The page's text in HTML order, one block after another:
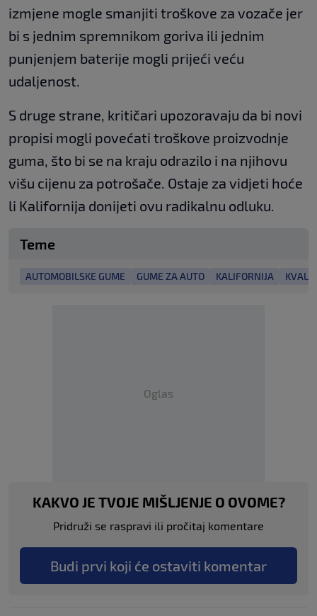
izmjene mogle smanjiti troškove za vozače jer
bi s jednim spremnikom goriva ili jednim
punjenjem baterije mogli prijeći veću
udaljenost.
S druge strane, kritičari upozoravaju da bi novi
propisi mogli povećati troškove proizvodnje
guma, što bi se na kraju odrazilo i na njihovu
višu cijenu za potrošače. Ostaje za vidjeti hoće
li Kalifornija donijeti ovu radikalnu odluku.
Teme
AUTOMOBILSKE GUME GUME ZA AUTO KALIFORNIJA
Oglas
KAKVO JE TVOJE MIŠLJENJE O OVOME?
Pridruži se raspravi ili pročitaj komentare
Budi prvi koji će ostaviti komentar